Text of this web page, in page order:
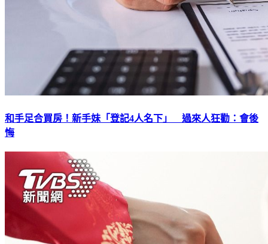
和手足合買房！新手妹「登記4人名下」 過來人狂勸：會後
悔